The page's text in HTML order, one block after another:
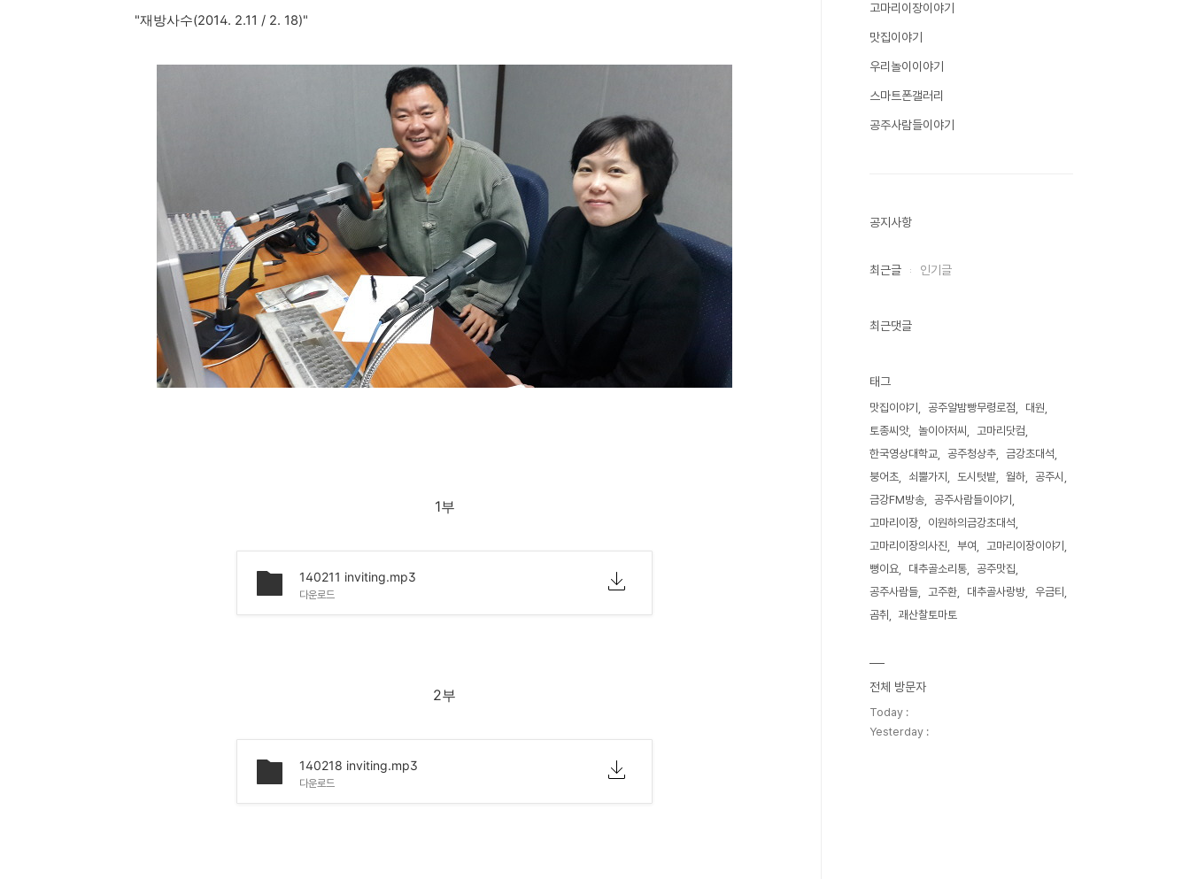
"재방사수(2014. 2.11 / 2. 18)"
1부
140211 inviting.mp3
다운로드
2부
140218 inviting.mp3
다운로드
고마리이장이야기
맛집이야기
우리놀이이야기
스마트폰갤러리
공주사람들이야기
공지사항
최근글 인기글
최근댓글
태그
맛집이야기 공주알밤빵무령로점
대원
토종씨앗
놀이아저씨
고마리닷컴
한국영상대학교
공주청상추
금강초대석
붕어초
쇠뿔가지 도시텃밭 월하
공주시
금강FM방송
공주사람들이야기
고마리이장
이원하의금강초대석
고마리이장의사진
부여
고마리이장이야기
뻥이요
대추골소리통
공주맛집
공주사람들
고주환 대추골사랑방
우금티
곰취
괘산찰토마토
전체 방문자
Today :
Yesterday :